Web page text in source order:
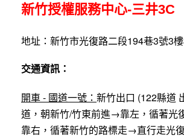
新竹授權服務中心-三井3C
地址：新竹市光復路二段194巷3號3
交通資訊：
開車 - 國道一號： 新竹出口 (122縣道
道，朝新竹/竹東前進→靠左，循著光
靠右，循著新竹的路標走→直行走光